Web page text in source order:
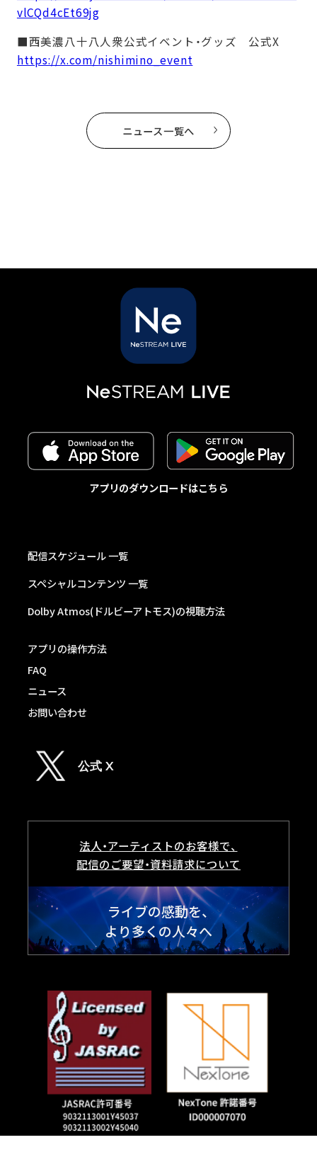
vlCQd4cEt69jg
■西美濃八十八人衆公式イベント・グッズ 公式X
https://x.com/nishimino_event
ニュース一覧へ
アプリのダウンロードはこちら
配信スケジュール 一覧
スペシャルコンテンツ 一覧
Dolby Atmos(ドルビーアトモス)の視聴方法
アプリの操作方法
FAQ
ニュース
お問い合わせ
公式 X
法人・アーティストのお客様で、
配信のご要望・資料請求について
ライブの感動を、
より多くの人々へ